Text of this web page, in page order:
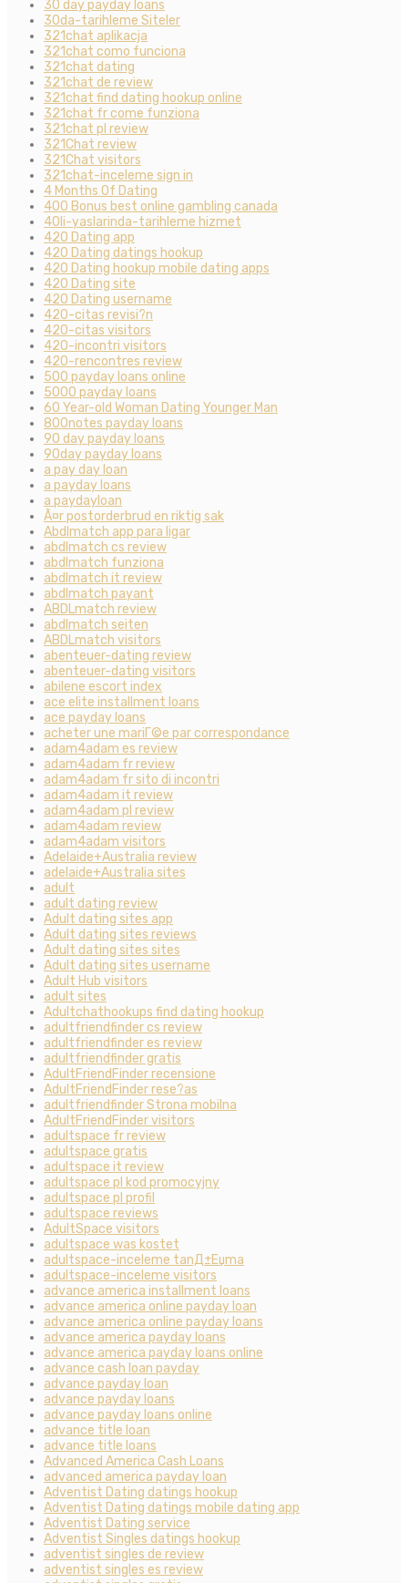
30 day payday loans
30da-tarihleme Siteler
321chat aplikacja
321chat como funciona
321chat dating
321chat de review
321chat find dating hookup online
321chat fr come funziona
321chat pl review
321Chat review
321Chat visitors
321chat-inceleme sign in
4 Months Of Dating
400 Bonus best online gambling canada
40li-yaslarinda-tarihleme hizmet
420 Dating app
420 Dating datings hookup
420 Dating hookup mobile dating apps
420 Dating site
420 Dating username
420-citas revisi?n
420-citas visitors
420-incontri visitors
420-rencontres review
500 payday loans online
5000 payday loans
60 Year-old Woman Dating Younger Man
800notes payday loans
90 day payday loans
90day payday loans
a pay day loan
a payday loans
a paydayloan
Ã¤r postorderbrud en riktig sak
Abdlmatch app para ligar
abdlmatch cs review
abdlmatch funziona
abdlmatch it review
abdlmatch payant
ABDLmatch review
abdlmatch seiten
ABDLmatch visitors
abenteuer-dating review
abenteuer-dating visitors
abilene escort index
ace elite installment loans
ace payday loans
acheter une mariГ©e par correspondance
adam4adam es review
adam4adam fr review
adam4adam fr sito di incontri
adam4adam it review
adam4adam pl review
adam4adam review
adam4adam visitors
Adelaide+Australia review
adelaide+Australia sites
adult
adult dating review
Adult dating sites app
Adult dating sites reviews
Adult dating sites sites
Adult dating sites username
Adult Hub visitors
adult sites
Adultchathookups find dating hookup
adultfriendfinder cs review
adultfriendfinder es review
adultfriendfinder gratis
AdultFriendFinder recensione
AdultFriendFinder rese?as
adultfriendfinder Strona mobilna
AdultFriendFinder visitors
adultspace fr review
adultspace gratis
adultspace it review
adultspace pl kod promocyjny
adultspace pl profil
adultspace reviews
AdultSpace visitors
adultspace was kostet
adultspace-inceleme tanД±Еџma
adultspace-inceleme visitors
advance america installment loans
advance america online payday loan
advance america online payday loans
advance america payday loans
advance america payday loans online
advance cash loan payday
advance payday loan
advance payday loans
advance payday loans online
advance title loan
advance title loans
Advanced America Cash Loans
advanced america payday loan
Adventist Dating datings hookup
Adventist Dating datings mobile dating app
Adventist Dating service
Adventist Singles datings hookup
adventist singles de review
adventist singles es review